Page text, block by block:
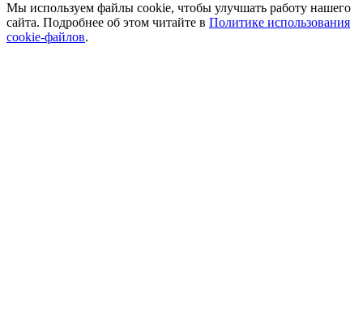
Мы используем файлы cookie, чтобы улучшать работу нашего
сайта. Подробнее об этом читайте в Политике использования
cookie-файлов.